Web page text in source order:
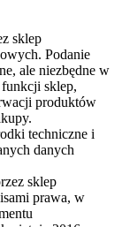
sklep
Podanie
ale niezbędne w
funkcji sklep,
produktów
techniczne i
danych
sklep
prawa, w